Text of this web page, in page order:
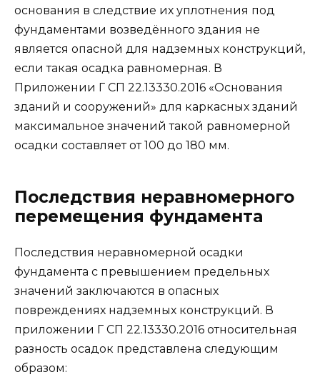
основания в следствие их уплотнения под
фундаментами возведённого здания не
является опасной для надземных конструкций,
если такая осадка равномерная. В
Приложении Г СП 22.13330.2016 «Основания
зданий и сооружений» для каркасных зданий
максимальное значений такой равномерной
осадки составляет от 100 до 180 мм.
Последствия неравномерного
перемещения фундамента
Последствия неравномерной осадки
фундамента с превышением предельных
значений заключаются в опасных
повреждениях надземных конструкций. В
приложении Г СП 22.13330.2016 относительная
разность осадок представлена следующим
образом: